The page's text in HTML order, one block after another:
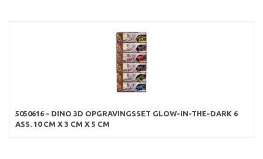
5050616 - DINO 3D OPGRAVINGSSET GLOW-IN-THE-DARK 6
ASS. 10 CM X 3 CM X 5 CM